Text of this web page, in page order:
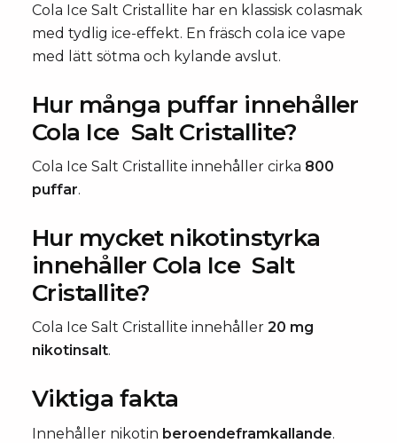
Cola Ice Salt Cristallite har en klassisk colasmak
med tydlig ice-effekt. En fräsch cola ice vape
med lätt sötma och kylande avslut.
Hur många puffar innehåller
Cola Ice Salt Cristallite?
Cola Ice Salt Cristallite innehåller cirka 800
puffar.
Hur mycket nikotinstyrka
innehåller Cola Ice Salt
Cristallite?
Cola Ice Salt Cristallite innehåller 20 mg
nikotinsalt.
Viktiga fakta
Innehåller nikotin beroendeframkallande.